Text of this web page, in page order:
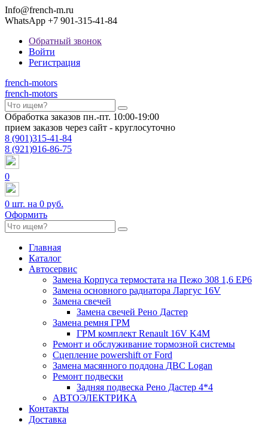
Info@french-m.ru
WhatsApp +7 901-315-41-84
Обратный звонок
Войти
Регистрация
french-motors
french-motors
Обработка заказов пн.-пт. 10:00-19:00
прием заказов через сайт - круглосуточно
8 (901)315-41-84
8 (921)916-86-75
0
0 шт. на 0 руб.
Оформить
Главная
Каталог
Автосервис
Замена Корпуса термостата на Пежо 308 1,6 EP6
Замена основного радиатора Ларгус 16V
Замена свечей
Замена свечей Рено Дастер
Замена ремня ГРМ
ГРМ комплект Renault 16V K4M
Ремонт и обслуживание тормозной системы
Сцепление powershift от Ford
Замена масянного поддона ДВС Logan
Ремонт подвески
Задняя подвеска Рено Дастер 4*4
АВТОЭЛЕКТРИКА
Контакты
Доставка